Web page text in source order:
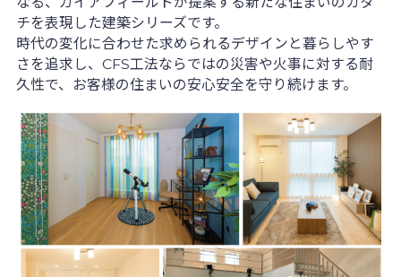
チを表現した建築シリーズです。
時代の変化に合わせた求められるデザインと暮らしやす
さを追求し、CFS工法ならではの災害や火事に対する耐
久性で、お客様の住まいの安心安全を守り続けます。